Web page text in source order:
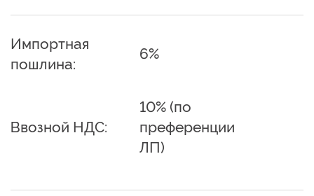
Импортная
пошлина:
6%
Ввозной НДС:
10% (по
преференции
ЛП)